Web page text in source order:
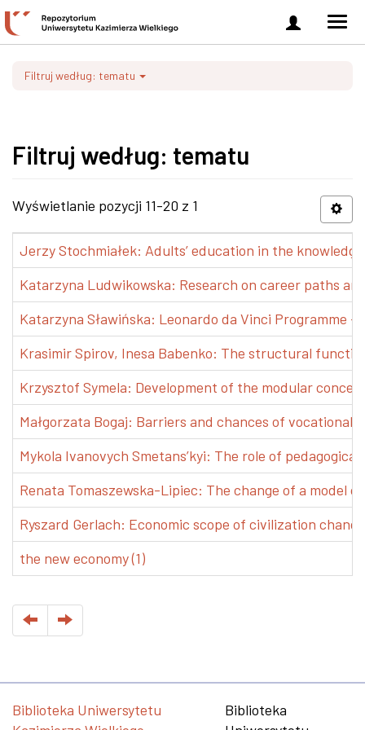
Zaloguj
się
Filtruj według: tematu
Filtruj według: tematu
Wyświetlanie pozycji 11-20 z 1
Jerzy Stochmiałek: Adults’ education in the
Katarzyna Ludwikowska: Research on career paths
Katarzyna Sławińska: Leonardo da Vinci Programme
Krasimir Spirov, Inesa Babenko: The structural
Krzysztof Symela: Development of the modular
Małgorzata Bogaj: Barriers and chances of vocational
Mykola Ivanovych Smetans’kyi: The role of
Renata Tomaszewska-Lipiec: The change of a model
Ryszard Gerlach: Economic scope of civilization
the new economy (1)
Biblioteka Uniwersytetu
Biblioteka